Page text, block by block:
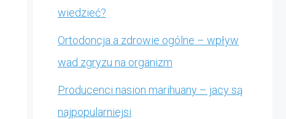
wiedzieć?
Ortodoncja a zdrowie ogólne – wpływ
wad zgryzu na organizm
Producenci nasion marihuany – jacy są
najpopularniejsi